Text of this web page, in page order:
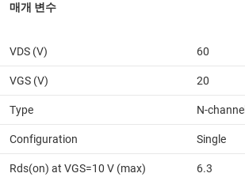
VDS (V) 60
VGS (V) 20
Type N-channel
Configuration Single
Rds(on) at VGS=10 V (max)
6.3